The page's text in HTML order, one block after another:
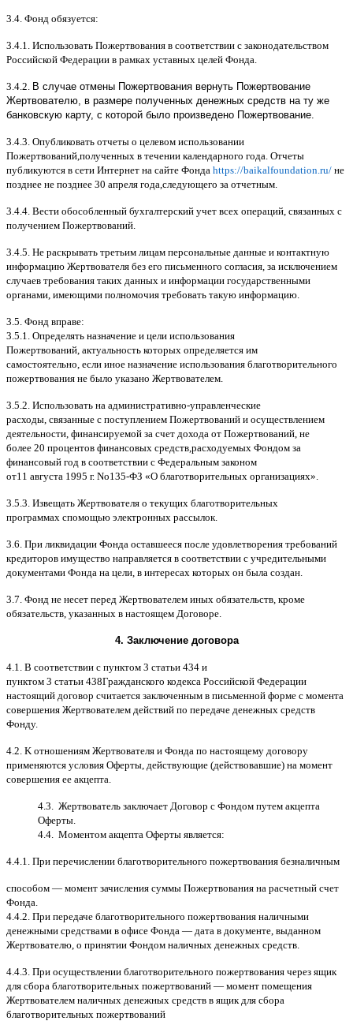
3.4. Фонд обязуется:
3.4.1. Использовать Пожертвования в соответствии с законодательством
Российской Федерации в рамках уставных целей Фонда
3.4.2. В случае отмены Пожертвования вернуть Пожертвование
Жертвователю, в размере полученных денежных средств на ту же
банковскую карту, с которой было произведено Пожертвование.
3.4.3. Опубликовать отчеты о целевом использовании
Пожертвований полученных в течении календарного года Отчеты
публикуются в сети Интернет на сайте Фонда https://baikalfoundation.ru/ не
позднее не позднее 30 апреля года следующего за отчетным
3.4.4. Вести обособленный бухгалтерский учет всех операций связанных с
получением Пожертвований
3.4.5. Не раскрывать третьим лицам персональные данные и контактную
информацию Жертвователя без его письменного согласия за исключением
случаев требования таких данных и информации государственными
органами имеющими полномочия требовать такую информацию
3.5. Фонд вправе:
3.5.1. Определять назначение и цели использования
Пожертвований актуальность которых определяется им
самостоятельно если иное назначение использования благотворительного
пожертвования не было указано Жертвователем
3.5.2. Использовать на административно-управленческие
расходы связанные с поступлением Пожертвований и осуществлением
деятельности финансируемой за счет дохода от Пожертвований не
более 20 процентов финансовых средств расходуемых Фондом за
финансовый год в соответствии с Федеральным законом
от11 августа 1995 г. No135-ФЗ «О благотворительных организациях».
3.5.3. Извещать Жертвователя o текущих благотворительных
программах cпомощью электронных рассылок
3.6. При ликвидации Фонда оставшееся после удовлетворения требований
кредиторов имущество направляется в соответствии с учредительными
документами Фонда на цели в интересах которых он была создан
3.7. Фонд не несет перед Жертвователем иных обязательств кроме
обязательств указанных в настоящем Договоре
4. Заключение договора
4.1. B соответствии с пунктом 3 статьи 434 и
пунктом 3 статьи 438Гражданского кодекса Российской Федерации
настоящий договор считается заключенным в письменной форме c момента
совершения Жертвователем действий по передаче денежных средств
Фонду.
4.2. K отношениям Жертвователя и Фонда по настоящему договору
применяются условия Оферты действующие (действовавшие) на момент
совершения ее акцепта
4.3. Жертвователь заключает Договор c Фондом путем акцепта
Оферты
4.4. Моментом акцепта Оферты является:
4.4.1. При перечислении благотворительного пожертвования безналичным
способом — момент зачисления суммы Пожертвования на расчетный счет
Фонда
4.4.2. При передаче благотворительного пожертвования наличными
денежными средствами в офисе Фонда — дата в документе выданном
Жертвователю o принятии Фондом наличных денежных средств
4.4.3. При осуществлении благотворительного пожертвования через ящик
для сбора благотворительных пожертвований — момент помещения
Жертвователем наличных денежных средств в ящик для сбора
благотворительных пожертвований